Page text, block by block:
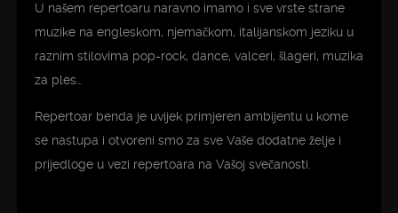
U našem repertoaru naravno imamo i sve vrste strane
muzike na engleskom, njemačkom, italijanskom jeziku u
raznim stilovima pop-rock, dance, valceri, šlageri, muzika
za ples…
Repertoar benda je uvijek primjeren ambijentu u kome
se nastupa i otvoreni smo za sve Vaše dodatne želje i
prijedloge u vezi repertoara na Vašoj svečanosti.